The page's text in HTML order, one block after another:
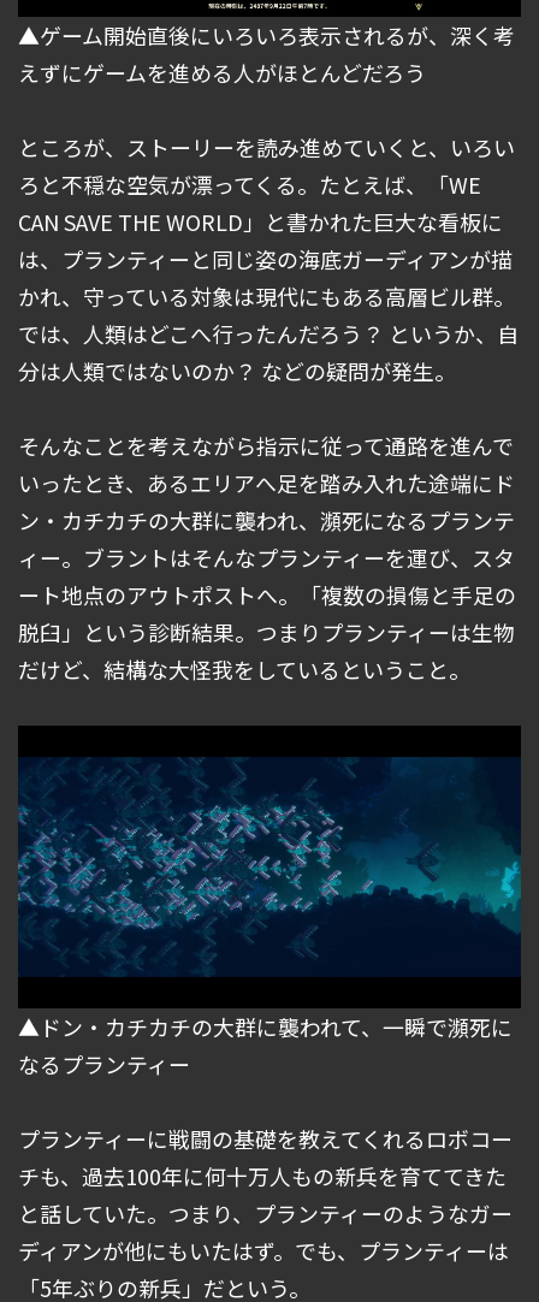
▲ゲーム開始直後にいろいろ表示されるが、深く考
えずにゲームを進める人がほとんどだろう
ところが、ストーリーを読み進めていくと、いろい
ろと不穏な空気が漂ってくる。たとえば、「WE
CAN SAVE THE WORLD」と書かれた巨大な看板に
は、プランティーと同じ姿の海底ガーディアンが描
かれ、守っている対象は現代にもある高層ビル群。
では、人類はどこへ行ったんだろう？ というか、自
分は人類ではないのか？ などの疑問が発生。
そんなことを考えながら指示に従って通路を進んで
いったとき、あるエリアへ足を踏み入れた途端にド
ン・カチカチの大群に襲われ、瀕死になるプランテ
ィー。ブラントはそんなプランティーを運び、スタ
ート地点のアウトポストへ。「複数の損傷と手足の
脱臼」という診断結果。つまりプランティーは生物
だけど、結構な大怪我をしているということ。
▲ドン・カチカチの大群に襲われて、一瞬で瀕死に
なるプランティー
プランティーに戦闘の基礎を教えてくれるロボコー
チも、過去100年に何十万人もの新兵を育ててきた
と話していた。つまり、プランティーのようなガー
ディアンが他にもいたはず。でも、プランティーは
「5年ぶりの新兵」だという。